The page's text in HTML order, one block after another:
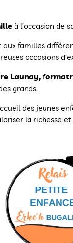
à l’occasion de
familles
occasions
Launay,
grands.
des jeunes
la richesse